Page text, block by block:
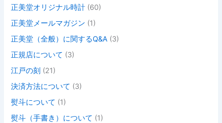
正美堂オリジナル時計 (60)
正美堂メールマガジン (1)
正美堂（全般）に関するQ&A (3)
正規店について (3)
江戸の刻 (21)
決済方法について (3)
熨斗について (1)
熨斗（手書き）について (1)